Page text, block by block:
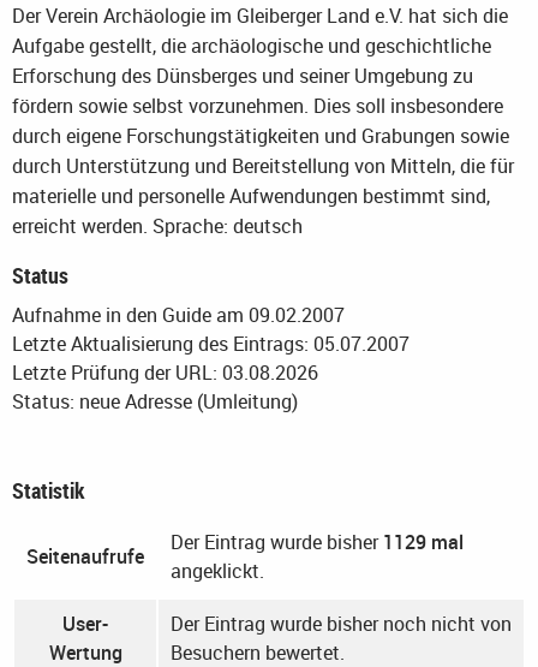
Der Verein Archäologie im Gleiberger Land e.V. hat sich die
Aufgabe gestellt, die archäologische und geschichtliche
Erforschung des Dünsberges und seiner Umgebung zu
fördern sowie selbst vorzunehmen. Dies soll insbesondere
durch eigene Forschungstätigkeiten und Grabungen sowie
durch Unterstützung und Bereitstellung von Mitteln, die für
materielle und personelle Aufwendungen bestimmt sind,
erreicht werden. Sprache: deutsch
Status
Aufnahme in den Guide am 09.02.2007
Letzte Aktualisierung des Eintrags: 05.07.2007
Letzte Prüfung der URL: 03.08.2026
Status: neue Adresse (Umleitung)
Statistik
Seitenaufrufe
Der Eintrag wurde bisher1129 mal
angeklickt.
User-
Wertung
Der Eintrag wurde bisher noch nicht von
Besuchern bewertet.